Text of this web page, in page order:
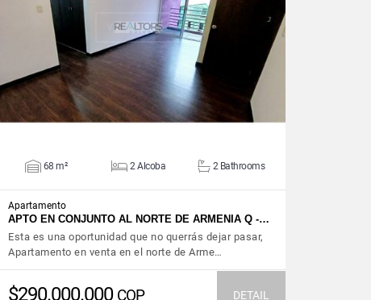
VIEW DETAILS
68 m² 2 Alcoba 2 Bathrooms
Apartamento
APTO EN CONJUNTO AL NORTE DE ARMENIA Q -…
Esta es una oportunidad que no querrás dejar pasar,
Apartamento en venta en el norte de Arme…
$290.000.000 COP DETAIL